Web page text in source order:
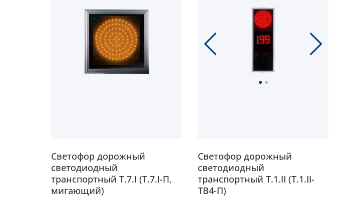
Светофор дорожный
светодиодный
транспортный Т.7.I (Т.7.I-П,
мигающий)
Светофор дорожный
светодиодный
транспортный Т.1.II (Т.1.II-
ТВ4-П)